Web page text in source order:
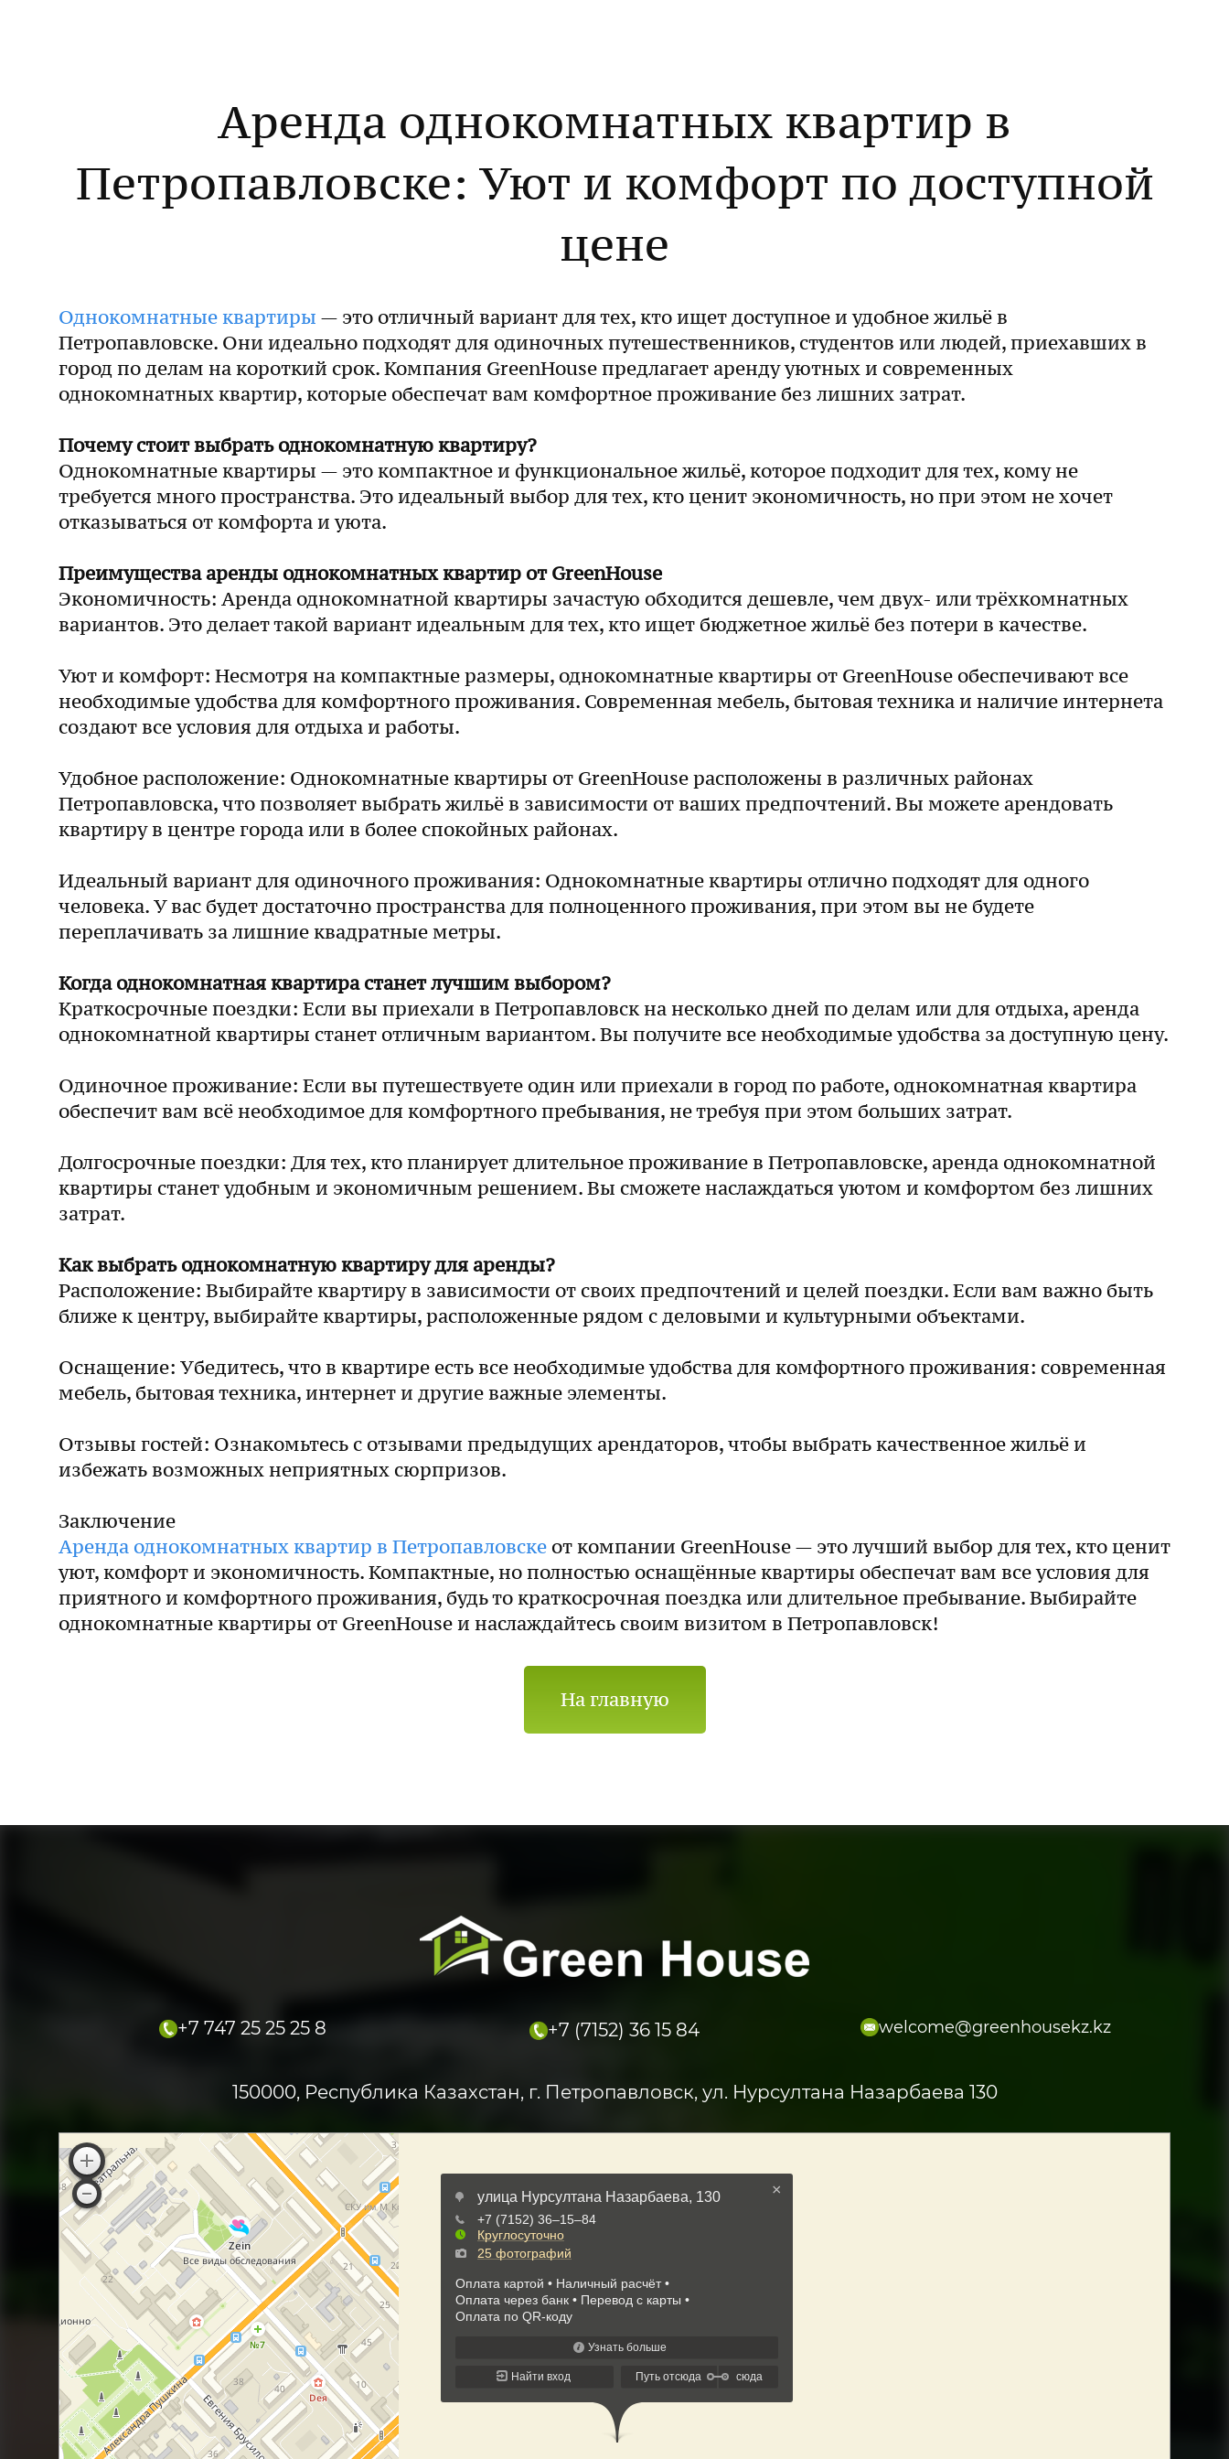
Аренда однокомнатных квартир в
Петропавловске: Уют и комфорт по доступной
цене
Однокомнатные квартиры — это отличный вариант для тех, кто ищет доступное и удобное жильё в
Петропавловске. Они идеально подходят для одиночных путешественников, студентов или людей, приехавших в
город по делам на короткий срок. Компания GreenHouse предлагает аренду уютных и современных
однокомнатных квартир, которые обеспечат вам комфортное проживание без лишних затрат.
Почему стоит выбрать однокомнатную квартиру?
Однокомнатные квартиры — это компактное и функциональное жильё, которое подходит для тех, кому не
требуется много пространства. Это идеальный выбор для тех, кто ценит экономичность, но при этом не хочет
отказываться от комфорта и уюта.
Преимущества аренды однокомнатных квартир от GreenHouse
Экономичность: Аренда однокомнатной квартиры зачастую обходится дешевле, чем двух- или трёхкомнатных
вариантов. Это делает такой вариант идеальным для тех, кто ищет бюджетное жильё без потери в качестве.
Уют и комфорт: Несмотря на компактные размеры, однокомнатные квартиры от GreenHouse обеспечивают все
необходимые удобства для комфортного проживания. Современная мебель, бытовая техника и наличие интернета
создают все условия для отдыха и работы.
Удобное расположение: Однокомнатные квартиры от GreenHouse расположены в различных районах
Петропавловска, что позволяет выбрать жильё в зависимости от ваших предпочтений. Вы можете арендовать
квартиру в центре города или в более спокойных районах.
Идеальный вариант для одиночного проживания: Однокомнатные квартиры отлично подходят для одного
человека. У вас будет достаточно пространства для полноценного проживания, при этом вы не будете
переплачивать за лишние квадратные метры.
Когда однокомнатная квартира станет лучшим выбором?
Краткосрочные поездки: Если вы приехали в Петропавловск на несколько дней по делам или для отдыха, аренда
однокомнатной квартиры станет отличным вариантом. Вы получите все необходимые удобства за доступную цену.
Одиночное проживание: Если вы путешествуете один или приехали в город по работе, однокомнатная квартира
обеспечит вам всё необходимое для комфортного пребывания, не требуя при этом больших затрат.
Долгосрочные поездки: Для тех, кто планирует длительное проживание в Петропавловске, аренда однокомнатной
квартиры станет удобным и экономичным решением. Вы сможете наслаждаться уютом и комфортом без лишних
затрат.
Как выбрать однокомнатную квартиру для аренды?
Расположение: Выбирайте квартиру в зависимости от своих предпочтений и целей поездки. Если вам важно быть
ближе к центру, выбирайте квартиры, расположенные рядом с деловыми и культурными объектами.
Оснащение: Убедитесь, что в квартире есть все необходимые удобства для комфортного проживания: современная
мебель, бытовая техника, интернет и другие важные элементы.
Отзывы гостей: Ознакомьтесь с отзывами предыдущих арендаторов, чтобы выбрать качественное жильё и
избежать возможных неприятных сюрпризов.
Заключение
Аренда однокомнатных квартир в Петропавловске от компании GreenHouse — это лучший выбор для тех, кто ценит
уют, комфорт и экономичность. Компактные, но полностью оснащённые квартиры обеспечат вам все условия для
приятного и комфортного проживания, будь то краткосрочная поездка или длительное пребывание. Выбирайте
однокомнатные квартиры от GreenHouse и наслаждайтесь своим визитом в Петропавловск!
На главную
+7 747 25 25 25 8 +7 (7152) 36 15 84 welcome@greenhousekz.kz
150000, Республика Казахстан, г. Петропавловск, ул. Нурсултана Назарбаева 130